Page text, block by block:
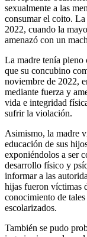
sexualmente a las
consumar el coito.
2022, cuando la
amenazó con un
La madre tenía
que su concubino
noviembre de 2022,
mediante fuerza y
vida e integridad
sufrir la violación.
Asimismo, la madre
educación de sus
exponiéndolos a ser
desarrollo físico y
informar a las
hijas fueron víctimas
conocimiento de
escolarizados.
También se pudo